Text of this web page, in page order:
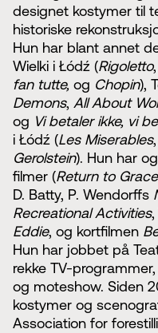
designet kostymer til
historiske
Hun har blant annet
Wielki i Łódź (Rigoletto,
fan tutte, og Chopin),
Demons, All About
og Vi betaler ikke, vi
i Łódź (Les ​​Miserables,
Gerolstein). Hun har
filmer (Return to
D. Batty, P. Wendorffs
Recreational Activities
Eddie, og kortfilmen
Hun har jobbet på
rekke TV-
og moteshow. Siden
kostymer og
Association for